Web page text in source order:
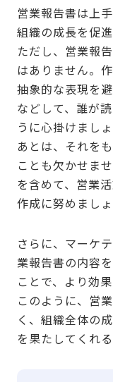
営業報告書は上
組織の成長を促
ただし、営業報
はありません。
抽象的な表現を
などして、誰が
うに心掛けまし
あとは、それを
ことも欠かせま
を含めて、営業
作成に努めましょ
さらに、マーケ
業報告書の内容
ことで、より効
このように、営
く、組織全体の
を果たしてくれる